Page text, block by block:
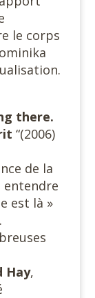
le corps
there.
“(2006)
de la
est là »
Hay,